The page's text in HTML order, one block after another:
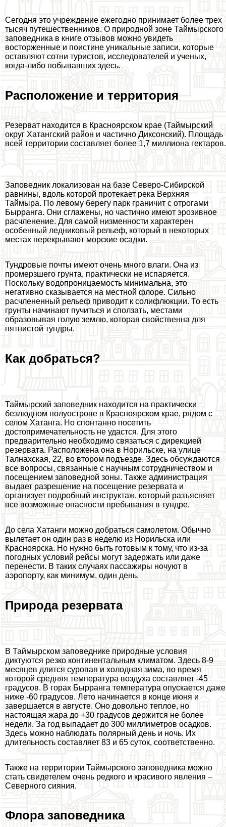
Сегодня это учреждение ежегодно принимает более трех
тысяч путешественников. О природной зоне Таймырского
заповедника в книге отзывов можно увидеть
восторженные и поистине уникальные записи, которые
оставляют сотни туристов, исследователей и ученых,
когда-либо побывавших здесь.
Расположение и территория
Резерват находится в Красноярском крае (Таймырский
округ Хатангский район и частично Диксонский). Площадь
всей территории составляет более 1,7 миллиона гектаров.
Заповедник локализован на базе Северо-Сибирской
равнины, вдоль которой протекает река Верхняя
Таймыра. По левому берегу парк граничит с отрогами
Бырранга. Они сглажены, но частично имеют эрозивное
расчлeнение. Для самой низменности хаpaктерен
особенный ледниковый рельеф, который в некоторых
местах перекрывают морские осадки.
Тундровые почты имеют очень много влаги. Она из
промерзшего грунта, пpaктически не испаряется.
Поскольку водопроницаемость минимальна, это
негативно сказывается на местной флоре. Сильно
расчлeненный рельеф приводит к солифлюкции. То есть
грунты начинают пучиться и сползать, местами
образовывая голую землю, которая свойственна для
пятнистой тундры.
Как добраться?
Таймырский заповедник находится на пpaктически
безлюдном полуострове в Красноярском крае, рядом с
селом Хатанга. Но спонтанно посетить
достопримечательность не удастся. Для этого
предварительно необходимо связаться с дирекцией
резервата. Расположена она в Норильске, на улице
Талнахская, 22, во втором подъезде. Здесь обсуждаются
все вопросы, связанные с научным сотрудничеством и
посещением заповедной зоны. Также администрация
выдает разрешение на посещение резервата и
организует подробный инструктаж, который разъясняет
все возможные опасности пребывания в тундре.
До села Хатанги можно добраться самолетом. Обычно
вылетает он один раз в неделю из Норильска или
Красноярска. Но нужно быть готовым к тому, что из-за
погодных условий рейсы могут задержать или даже
перенести. В таких случаях пассажиры ночуют в
аэропорту, как минимум, один день.
Природа резервата
В Таймырском заповеднике природные условия
диктуются резко континентальным климатом. Здесь 8-9
месяцев длится суровая и холодная зима, во время
которой средняя температура воздуха составляет -45
градусов. В горах Бырранга температура опускается даже
ниже -60 градусов. Лето начинается в конце июня и
завершается в августе. Оно довольно теплое, но
настоящая жара до +30 градусов держится не более
недели. За год выпадает до 300 миллиметров осадков.
Здесь можно наблюдать полярный день и ночь. Их
длительность составляет 83 и 65 суток, соответственно.
Также на территории Таймырского заповедника можно
стать свидетелем очень редкого и красивого явления –
Северного сияния.
Флора заповедника